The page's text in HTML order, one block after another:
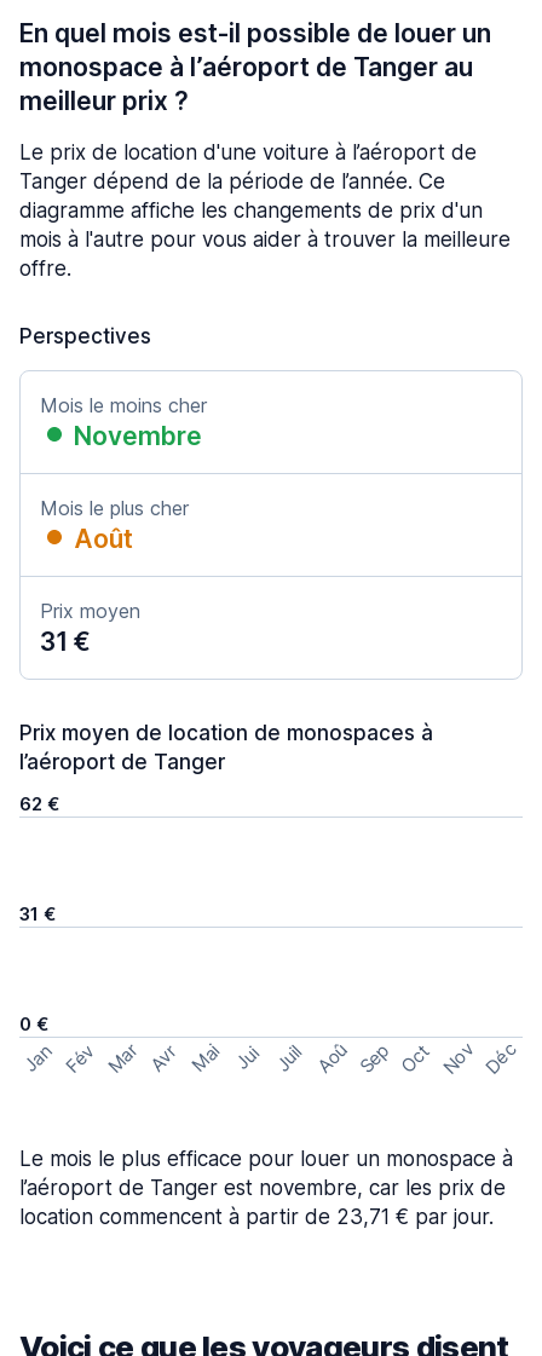
En quel mois est-il possible de louer un
monospace à l’aéroport de Tanger au
meilleur prix ?
Le prix de location d'une voiture à l’aéroport de
Tanger dépend de la période de l’année. Ce
diagramme affiche les changements de prix d'un
mois à l'autre pour vous aider à trouver la meilleure
offre.
Perspectives
Mois le moins cher
Novembre
Mois le plus cher
Août
Prix moyen
31 €
Prix moyen de location de monospaces à
l’aéroport de Tanger
62 €
31 €
0 €
Jan Fév Mar Avr Mai Jui Juil Aoû Sep Oct Nov Déc
Le mois le plus efficace pour louer un monospace à
l’aéroport de Tanger est novembre, car les prix de
location commencent à partir de 23,71 € par jour.
Voici ce que les voyageurs disent